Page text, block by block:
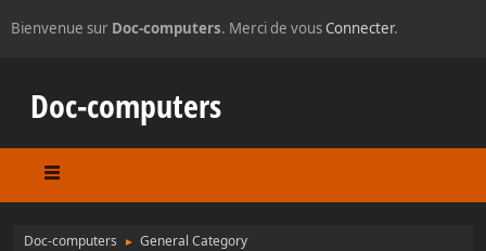
Bienvenue sur Doc-computers. Merci de vousConnecter.
Doc-computers
Doc-computers ► General Category